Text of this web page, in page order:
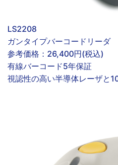
LS2208
ガンタイプバーコードリーダ
参考価格： 26,400円(税込)
有線バーコード5年保証
視認性の高い半導体レーザと